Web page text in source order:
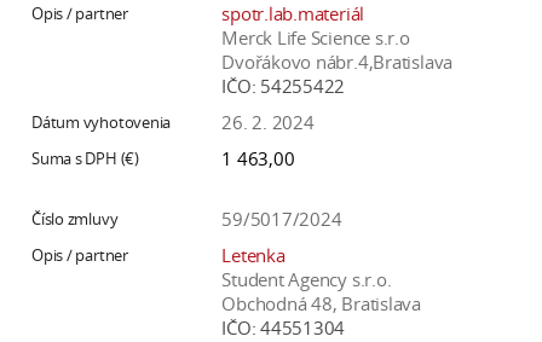
spotr.lab.materiál
Merck Life Science s.r.o
Dvořákovo nábr.4,Bratislava
IČO: 54255422
26. 2. 2024
1 463,00
59/5017/2024
Letenka
Student Agency s.r.o.
Obchodná 48, Bratislava
IČO: 44551304